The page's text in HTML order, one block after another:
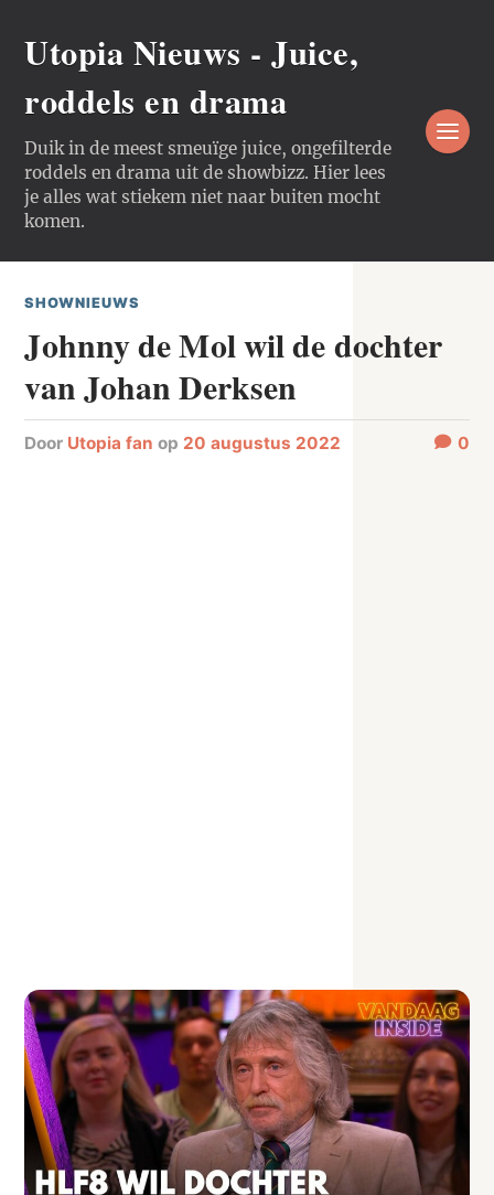
Utopia Nieuws - Juice,
roddels en drama
Duik in de meest smeuïge juice, ongefilterde
roddels en drama uit de showbizz. Hier lees
je alles wat stiekem niet naar buiten mocht
komen.
SHOWNIEUWS
Johnny de Mol wil de dochter
van Johan Derksen
door Utopia fan op 20 augustus 2022 0